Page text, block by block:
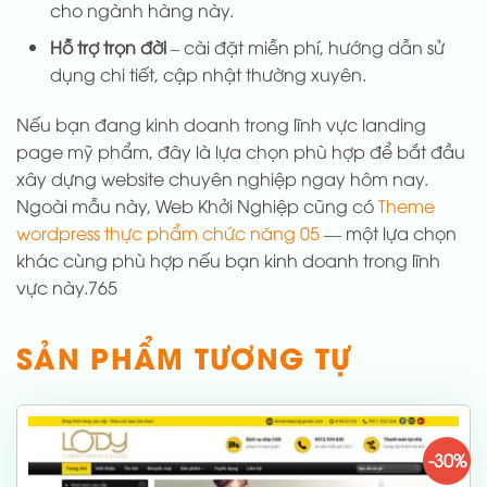
cho ngành hàng này.
Hỗ trợ trọn đời– cài đặt miễn phí, hướng dẫn sử
dụng chi tiết, cập nhật thường xuyên.
Nếu bạn đang kinh doanh trong lĩnh vực landing
page mỹ phẩm, đây là lựa chọn phù hợp để bắt đầu
xây dựng website chuyên nghiệp ngay hôm nay.
Ngoài mẫu này, Web Khởi Nghiệp cũng cóTheme
wordpress thực phẩm chức năng 05— một lựa chọn
khác cùng phù hợp nếu bạn kinh doanh trong lĩnh
vực này.765
SẢN PHẨM TƯƠNG TỰ
-30%